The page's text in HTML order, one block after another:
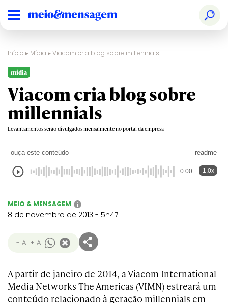
Início ▸ Mídia ▸Viacom cria blog sobre millennials
mídia
Viacom cria blog sobre
millennials
Levantamentos serão divulgados mensalmente no portal da empresa
ouça este conteúdo readme
0:00 1.0x
MEIO & MENSAGEM i
8 de novembro de 2013 - 5h47
- A + A
A partir de janeiro de 2014, a Viacom International
Media Networks The Americas (VIMN) estreará um
conteúdo relacionado à geração millennials em